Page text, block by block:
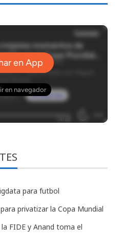
para futbol
privatizar la Copa Mundial
FIDE y Anand toma el